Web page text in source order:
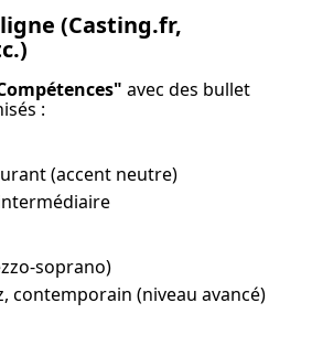
(Casting.fr,
avec des bullet
:
(accent neutre)
soprano)
contemporain (niveau avancé)